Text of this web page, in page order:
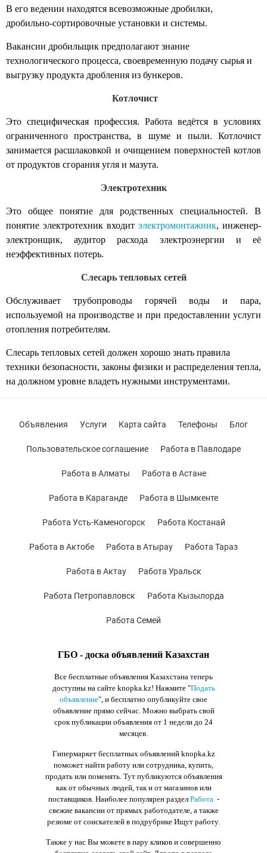
В его ведении находятся всевозможные дробилки,
дробильно-сортировочные установки и системы.
Вакансии дробильщик предполагают знание
технологического процесса, своевременную подачу сырья и
выгрузку продукта дробления из бункеров.
Котлочист
Это специфическая профессия. Работа ведётся в условиях
ограниченного пространства, в шуме и пыли. Котлочист
занимается расшлаковкой и очищением поверхностей котлов
от продуктов сгорания угля и мазута.
Электротехник
Это общее понятие для родственных специальностей. В
понятие электротехник входит электромонтажник, инженер-
электронщик, аудитор расхода электроэнергии и её
неэффективных потерь.
Слесарь тепловых сетей
Обслуживает трубопроводы горячей воды и пара,
используемой на производстве и при предоставлении услуги
отопления потребителям.
Слесарь тепловых сетей должен хорошо знать правила
техники безопасности, законы физики и распределения тепла,
на должном уровне владеть нужными инструментами.
ГБО - доска объявлений Казахстан
Все бесплатные объявления Казахстана теперь
доступны на сайте knopka.kz! Нажмите "Подать
объявление", и бесплатно опубликуйте свое
объявление прямо сейчас. Можно выбрать свой
срок публикации объявления от 1 недели до 24
месяцев.
Гипермаркет бесплатных объявлений knopka.kz
поможет найти работу или сотрудника, купить,
продать или поменять. Тут публикуются объявления
как от обычных людей, так и от магазинов или
поставщиков. Наиболее популярен раздел Работа-
свежие вакансии от прямых работодателе, а также
резюме от соискателей в подрубрике Ищут работу.
Также у нас Вы можете в пару кликов и совершенно
Объявления Услуги Карта сайта Телефоны Блог
Пользовательское соглашение Работа в Павлодаре
Работа в Алматы Работа в Астане
Работа в Караганде Работа в Шымкенте
Работа Усть-Каменогорск Работа Костанай
Работа в Актобе Работа в Атырау Работа Тараз
Работа в Актау Работа Уральск
Работа Петропавловск Работа Кызылорда
Работа Семей